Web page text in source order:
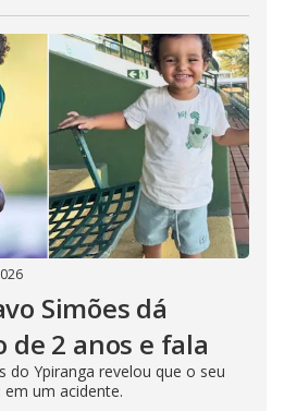
Simões dá
de 2 anos e fala
do Ypiranga revelou que o seu
um acidente.